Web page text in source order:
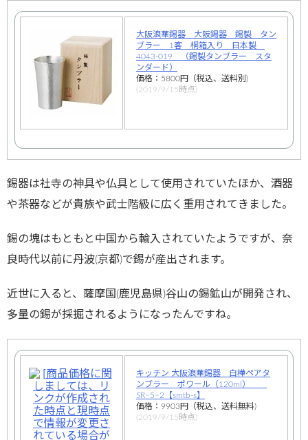
大阪浪華錫器 大阪錫器 錫製 タン
ブラー 1客 桐箱入り 日本製
4043-019 （錫製タンブラー スタ
ンダード）
価格：5800円（税込、送料別)
(2019/9/15時点)
錫器は社寺の神具や仏具として使用されていたほか、酒器
や茶器などが貴族や武士階級に広く重用されてきました。
錫の塊はもともと中国から輸入されていたようですが、奈
良時代以前に丹波(京都)で錫が産出されます。
近世に入ると、薩摩国(鹿児島県)谷山の錫鉱山が開発され、
多量の錫が採掘されるようになったんですね。
キッチン 大阪浪華錫器 白樺ペアタ
ンブラー ポワール（120ml）
SR−5−2【smtb-s】
価格：9903円（税込、送料無料)
(2019/9/15時点)